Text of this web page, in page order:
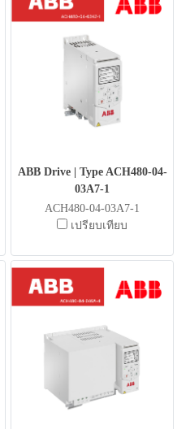
ABB Drive | Type ACH480-04-
03A7-1
ACH480-04-03A7-1
เปรียบเทียบ